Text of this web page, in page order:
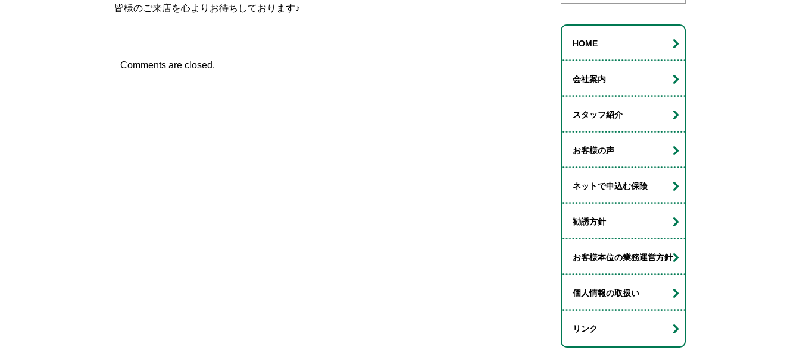
皆様のご来店を心よりお待ちしております♪
Comments are closed.
ー
HOME
会社案内
スタッフ紹介
お客様の声
ネットで申込む保険
勧誘方針
お客様本位の業務運営方針
個人情報の取扱い
リンク